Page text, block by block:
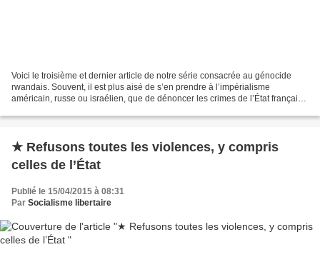
Voici le troisième et dernier article de notre série consacrée au génocide
rwandais. Souvent, il est plus aisé de s’en prendre à l’impérialisme
américain, russe ou israélien, que de dénoncer les crimes de l’État français,
★ Refusons toutes les violences, y compris
celles de l’État
Publié le 15/04/2015 à 08:31
Par Socialisme libertaire